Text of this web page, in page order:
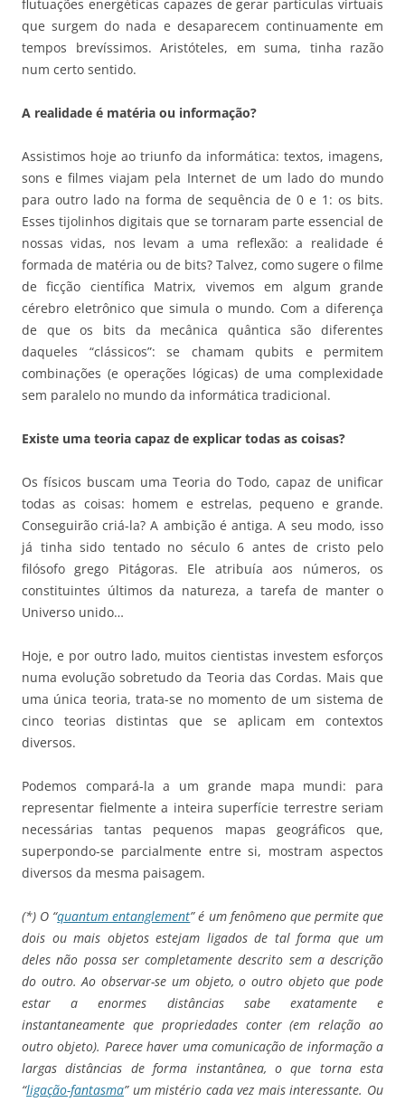
flutuações energéticas capazes de gerar partículas virtuais
que surgem do nada e desaparecem continuamente em
tempos brevíssimos. Aristóteles, em suma, tinha razão
num certo sentido.
A realidade é matéria ou informação?
Assistimos hoje ao triunfo da informática: textos, imagens,
sons e filmes viajam pela Internet de um lado do mundo
para outro lado na forma de sequência de 0 e 1: os bits.
Esses tijolinhos digitais que se tornaram parte essencial de
nossas vidas, nos levam a uma reflexão: a realidade é
formada de matéria ou de bits? Talvez, como sugere o filme
de ficção científica Matrix, vivemos em algum grande
cérebro eletrônico que simula o mundo. Com a diferença
de que os bits da mecânica quântica são diferentes
daqueles “clássicos”: se chamam qubits e permitem
combinações (e operações lógicas) de uma complexidade
sem paralelo no mundo da informática tradicional.
Existe uma teoria capaz de explicar todas as coisas?
Os físicos buscam uma Teoria do Todo, capaz de unificar
todas as coisas: homem e estrelas, pequeno e grande.
Conseguirão criá-la? A ambição é antiga. A seu modo, isso
já tinha sido tentado no século 6 antes de cristo pelo
filósofo grego Pitágoras. Ele atribuía aos números, os
constituintes últimos da natureza, a tarefa de manter o
Universo unido…
Hoje, e por outro lado, muitos cientistas investem esforços
numa evolução sobretudo da Teoria das Cordas. Mais que
uma única teoria, trata-se no momento de um sistema de
cinco teorias distintas que se aplicam em contextos
diversos.
Podemos compará-la a um grande mapa mundi: para
representar fielmente a inteira superfície terrestre seriam
necessárias tantas pequenos mapas geográficos que,
superpondo-se parcialmente entre si, mostram aspectos
diversos da mesma paisagem.
(*) O “quantum entanglement” é um fenômeno que permite que
dois ou mais objetos estejam ligados de tal forma que um
deles não possa ser completamente descrito sem a descrição
do outro. Ao observar-se um objeto, o outro objeto que pode
estar a enormes distâncias sabe exatamente e
instantaneamente que propriedades conter (em relação ao
outro objeto). Parece haver uma comunicação de informação a
largas distâncias de forma instantânea, o que torna esta
“ligação-fantasma” um mistério cada vez mais interessante. Ou